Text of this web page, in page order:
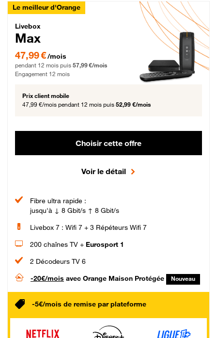
Le meilleur d'Orange
Livebox Max Fibre
Livebox
Max
47,99 € par mois pendant 12 mois puis 57,99 € par mois, Engagement 12 mois
47,99 €/mois
pendant 12 mois puis 57,99 €/mois
Engagement 12 mois
Prix client mobile
47,99 €/mois pendant 12 mois puis 52,99 €/mois
Choisir cette offre
Voir le détail
Fibre ultra rapide :
jusqu'à ↓ 8 Gbit/s ↑ 8 Gbit/s
Livebox 7 : Wifi 7 + 3 Répéteurs Wifi 7
200 chaînes TV + Eurosport 1
2 Décodeurs TV 6
-20€/mois avec Orange Maison Protégée Nouveau
-5€/mois de remise par plateforme